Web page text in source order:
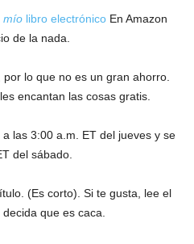
mío libro electrónico En Amazon
de la nada.
lo que no es un gran ahorro.
encantan las cosas gratis.
las 3:00 a.m. ET del jueves y se
del sábado.
(Es corto). Si te gusta, lee el
que es caca.